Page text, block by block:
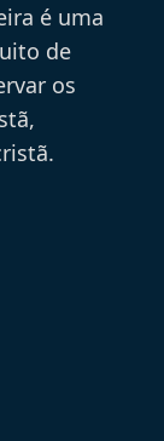
é uma
de
os